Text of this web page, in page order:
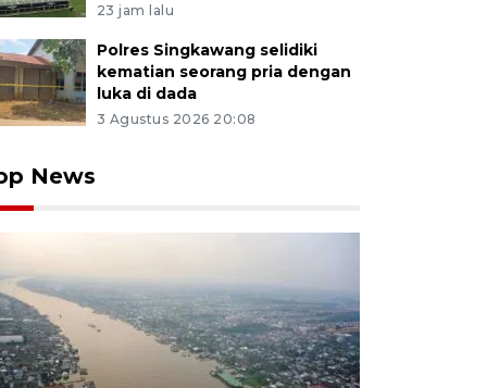
23 jam lalu
Polres Singkawang selidiki
kematian seorang pria dengan
luka di dada
3 Agustus 2026 20:08
News